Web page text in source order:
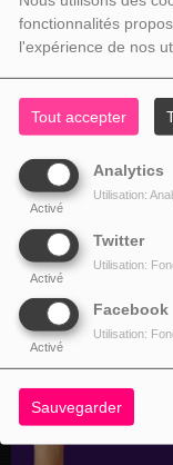
fonctionnalités
l'expérience de nos
Tout accepter
Analytics
Activé
Utilisation:
Twitter
Activé
Utilisation:
Facebook
Activé
Utilisation:
Sauvegarder